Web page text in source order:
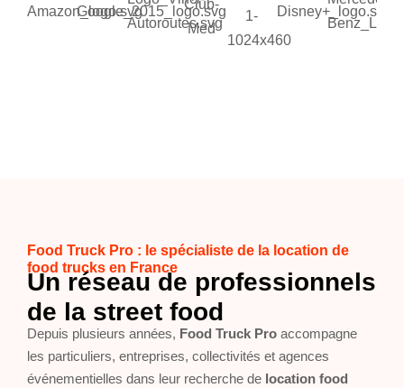
Food Truck Pro : le spécialiste de la location de
food trucks en France
Un réseau de professionnels
de la street food
Depuis plusieurs années, Food Truck Pro accompagne
les particuliers, entreprises, collectivités et agences
événementielles dans leur recherche de location food